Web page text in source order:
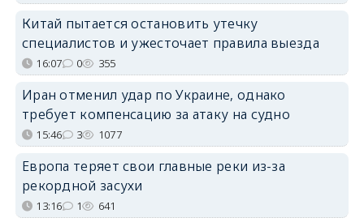
Китай пытается остановить утечку
специалистов и ужесточает правила выезда
16:07 0 355
Иран отменил удар по Украине, однако
требует компенсацию за атаку на судно
15:46 3 1077
Европа теряет свои главные реки из-за
рекордной засухи
13:16 1 641